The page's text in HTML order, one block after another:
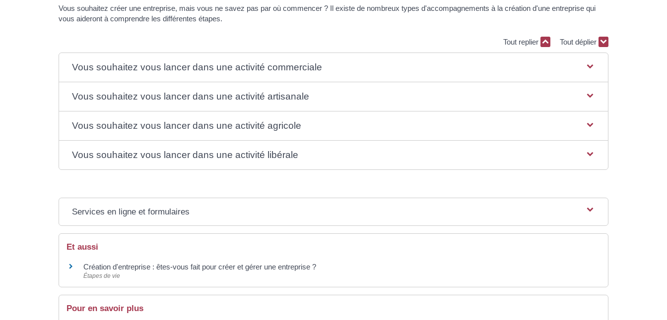
Vous souhaitez créer une entreprise, mais vous ne savez pas par où commencer ? Il existe de nombreux types d'accompagnements à la création d'une entreprise qui
vous aideront à comprendre les différentes étapes.
Tout replier Tout déplier
Vous souhaitez vous lancer dans une activité commerciale
Vous souhaitez vous lancer dans une activité artisanale
Vous souhaitez vous lancer dans une activité agricole
Vous souhaitez vous lancer dans une activité libérale
Services en ligne et formulaires
Et aussi
Création d'entreprise : êtes-vous fait pour créer et gérer une entreprise ?
Étapes de vie
Pour en savoir plus